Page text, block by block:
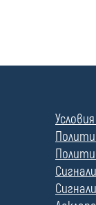
л
е